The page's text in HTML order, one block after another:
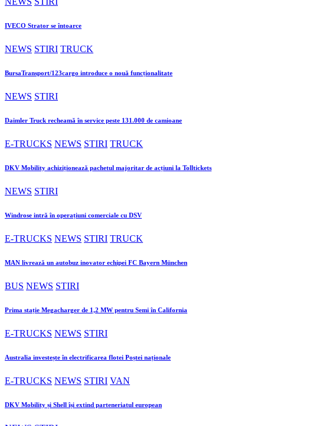
IVECO Strator se întoarce
NEWS STIRI TRUCK
BursaTransport/123cargo introduce o nouă funcționalitate
NEWS STIRI
Daimler Truck recheamă în service peste 131.000 de camioane
E-TRUCKS NEWS STIRI TRUCK
DKV Mobility achiziționează pachetul majoritar de acțiuni la Tolltickets
NEWS STIRI
Windrose intră în operațiuni comerciale cu DSV
E-TRUCKS NEWS STIRI TRUCK
MAN livrează un autobuz inovator echipei FC Bayern München
BUS NEWS STIRI
Prima stație Megacharger de 1,2 MW pentru Semi în California
E-TRUCKS NEWS STIRI
Australia investește în electrificarea flotei Poștei naționale
E-TRUCKS NEWS STIRI VAN
DKV Mobility și Shell își extind parteneriatul european